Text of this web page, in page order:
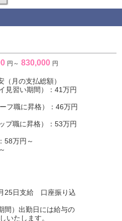
円 ～ 830,000 円
月の支払総額）
見習い期間）：41万円
フ職に昇格）：46万円
プ職に昇格）：53万円
58万円～
25日支給 口座振り込
間）出勤日には給与の
いたします。